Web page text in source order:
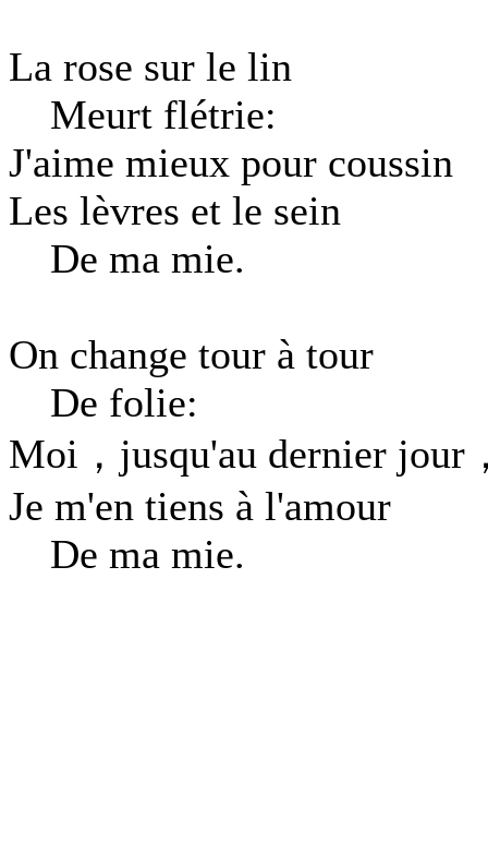
La rose sur le lin
Meurt flétrie:
J'aime mieux pour coussin
Les lèvres et le sein
De ma mie.
On change tour à tour
De folie:
Moi，jusqu'au dernier jour
Je m'en tiens à l'amour
De ma mie.